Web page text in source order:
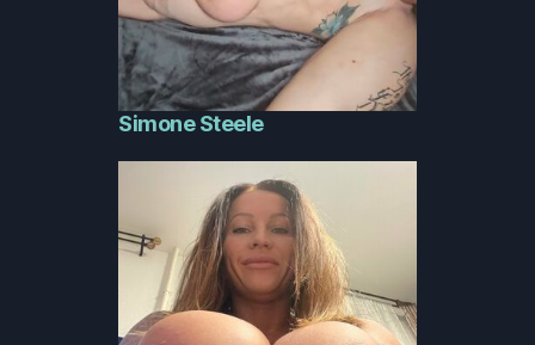
Simone Steele